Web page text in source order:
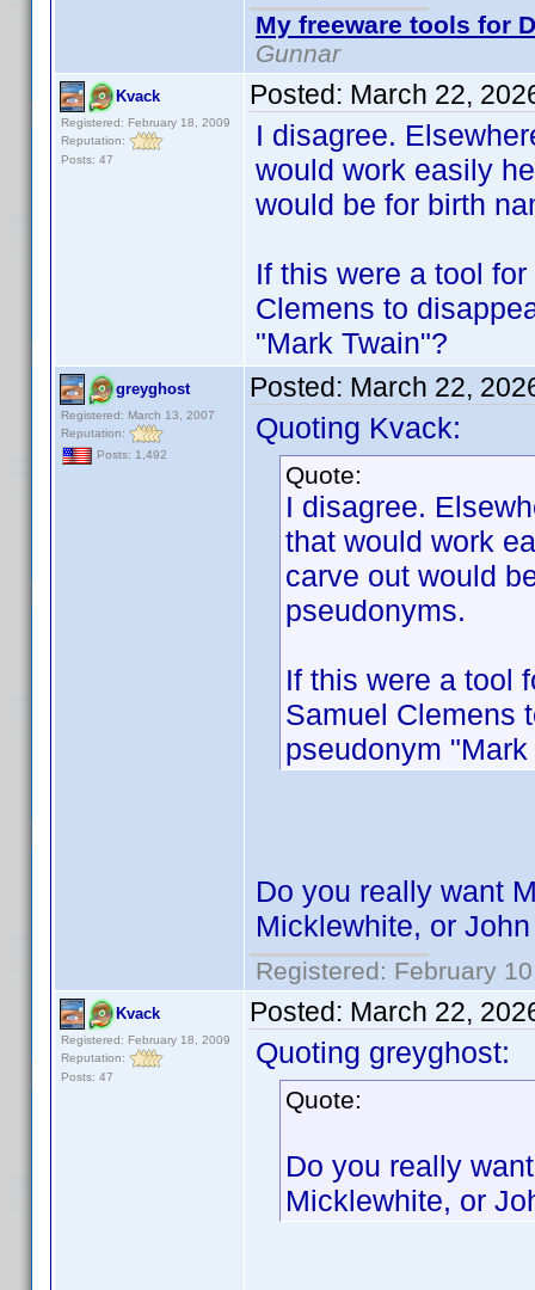
My freeware tools for
Gunnar
Kvack
Registered: February 18, 2009
Reputation:
Posts: 47
Posted: March 22,
I disagree.
would work easily
would be for birth
If this were a tool
Clemens to
"Mark Twain"?
greyghost
Registered: March 13, 2007
Reputation:
Posts: 1,492
Posted: March 22,
Quoting Kvack:
Quote:
I disagree.
that would work
carve out would
pseudonyms.
If this were a tool
Samuel Clemens
pseudonym
Do you really want
Micklewhite, or
Registered: February
Kvack
Registered: February 18, 2009
Reputation:
Posts: 47
Posted: March 22,
Quoting greyghost:
Quote:
Do you really
Micklewhite, or